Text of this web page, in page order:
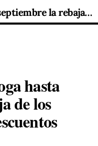
El Gobierno prorroga hasta septiembre la rebaja de los carburantes con descuentos progresivos
hasta
de los